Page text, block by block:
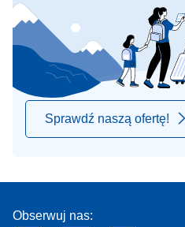
Sprawdź naszą ofertę!
Obserwuj nas: